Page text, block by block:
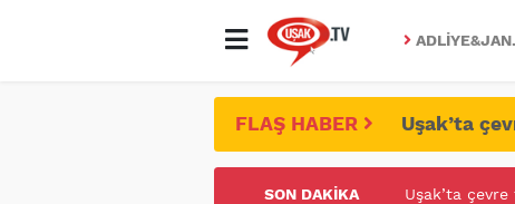
FLAŞ HABER Uşak’ta
SON DAKIKA UŞAK